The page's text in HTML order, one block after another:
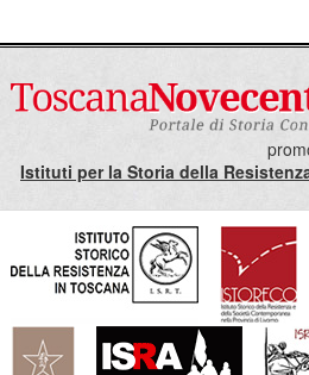
Istituti per la Storia della